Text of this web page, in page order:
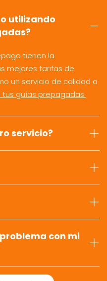
utilizando
tienen la
mejores tarifas de
un servicio de calidad a
tus guías prepagadas.
servicio?
con mi